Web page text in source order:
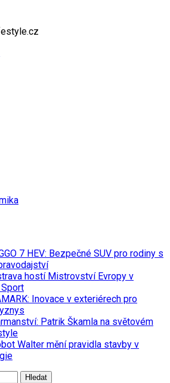
7 HEV: Bezpečné SUV pro rodiny s
hostí Mistrovství Evropy v
Sport
Inovace v exteriérech pro
Patrik Škamla na světovém
Walter mění pravidla stavby v